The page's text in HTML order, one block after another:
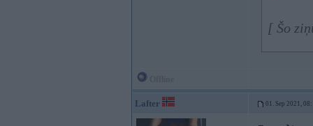
[ Šo
Lafter 01. Sep 2021,